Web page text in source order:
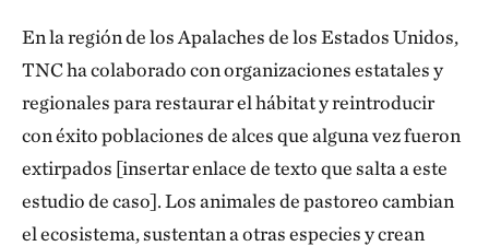
En la región de los Apalaches de los Estados Unidos,
TNC ha colaborado con organizaciones estatales y
regionales para restaurar el hábitat y reintroducir
con éxito poblaciones de alces que alguna vez fueron
extirpados [insertar enlace de texto que salta a este
estudio de caso]. Los animales de pastoreo cambian
el ecosistema, sustentan a otras especies y crean